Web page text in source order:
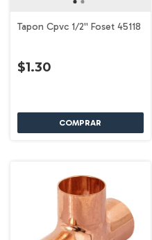
Tapon Cpvc 1/2'' Foset 45118
$1.30